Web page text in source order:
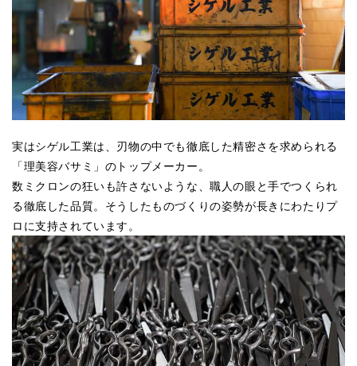
実はシゲル工業は、刃物の中でも徹底した精密さを求められる
「理美容バサミ」のトップメーカー。
数ミクロンの狂いも許さないような、職人の眼と手でつくられ
る徹底した品質。そうしたものづくりの姿勢が長きにわたりプ
ロに支持されています。